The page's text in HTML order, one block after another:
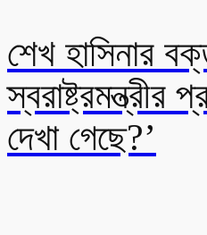
শেখ হাসিনার
স্বরাষ্ট্রমন্ত্রীর
দেখা গেছে?’